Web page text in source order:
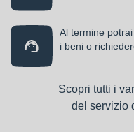
Al termine
i beni o
Scopri tutti i
del servizio